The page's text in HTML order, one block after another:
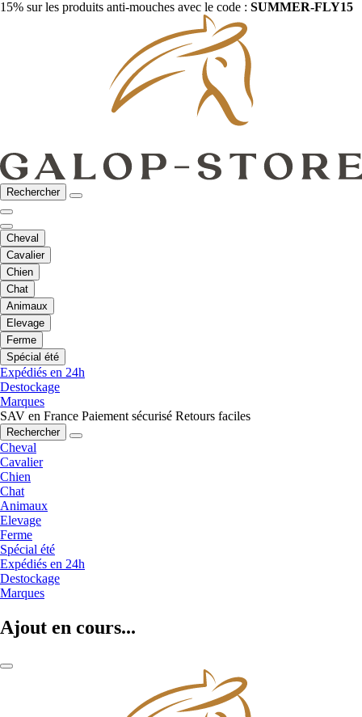
15% sur les produits anti-mouches avec le code : SUMMER-FLY15
Rechercher
Cheval
Cavalier
Chien
Chat
Animaux
Elevage
Ferme
Spécial été
Expédiés en 24h
Destockage
Marques
SAV en France Paiement sécurisé Retours faciles
Rechercher
Cheval
Cavalier
Chien
Chat
Animaux
Elevage
Ferme
Spécial été
Expédiés en 24h
Destockage
Marques
Ajout en cours...